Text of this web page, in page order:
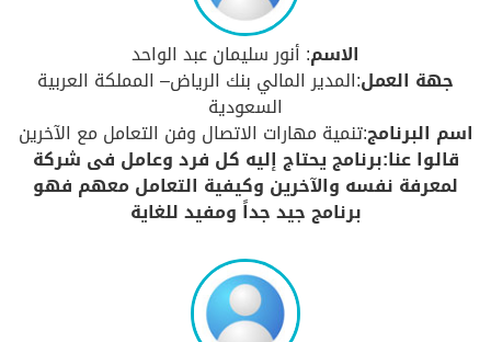
الاسم: أنور سليمان عبد الواحد
جهة العمل:المدير المالي بنك الرياض– المملكة العربية
السعودية
اسم البرنامج:تنمية مهارات الاتصال وفن التعامل مع الآخرين
قالوا عنا:برنامج يحتاج إليه كل فرد وعامل فى شركة
لمعرفة نفسه والآخرين وكيفية التعامل معهم فهو
برنامج جيد جداً ومفيد للغاية